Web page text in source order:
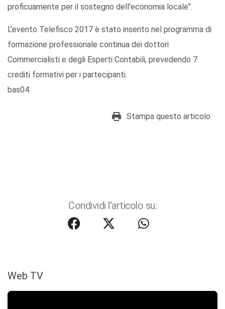
proficuamente per il sostegno dell'economia locale".
L'evento Telefisco 2017 è stato inserito nel programma di
formazione professionale continua dei dottori
Commercialisti e degli Esperti Contabili, prevedendo 7
crediti formativi per i partecipanti.
bas04
Stampa questo articolo
Condividi l'articolo su:
Web TV